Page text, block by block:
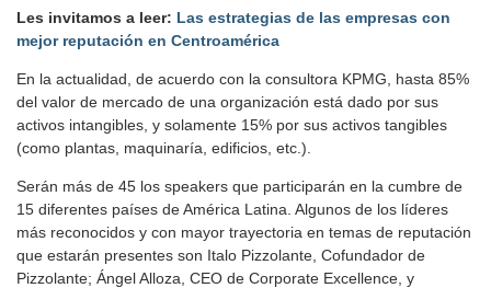
Les invitamos a leer: Las estrategias de las empresas con
mejor reputación en Centroamérica
En la actualidad, de acuerdo con la consultora KPMG, hasta 85%
del valor de mercado de una organización está dado por sus
activos intangibles, y solamente 15% por sus activos tangibles
(como plantas, maquinaría, edificios, etc.).
Serán más de 45 los speakers que participarán en la cumbre de
15 diferentes países de América Latina. Algunos de los líderes
más reconocidos y con mayor trayectoria en temas de reputación
que estarán presentes son Italo Pizzolante, Cofundador de
Pizzolante; Ángel Alloza, CEO de Corporate Excellence, y